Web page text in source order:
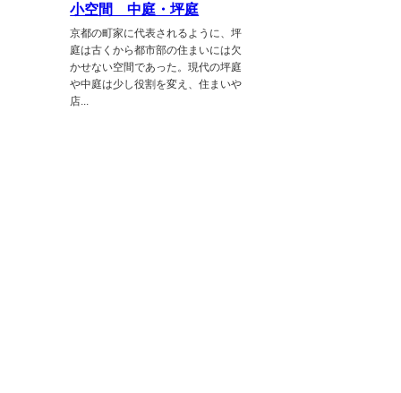
小空間 中庭・坪庭
京都の町家に代表されるように、坪
庭は古くから都市部の住まいには欠
かせない空間であった。現代の坪庭
や中庭は少し役割を変え、住まいや
店...